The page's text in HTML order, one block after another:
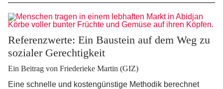
Referenzwerte: Ein Baustein auf dem Weg zu
sozialer Gerechtigkeit
Ein Beitrag von Friederieke Martin (GIZ)
Eine schnelle und kostengünstige Methodik berechnet